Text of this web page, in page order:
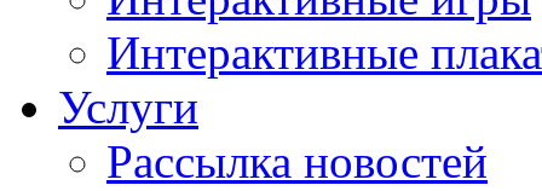
Интерактивные
Услуги
Рассылка новостей